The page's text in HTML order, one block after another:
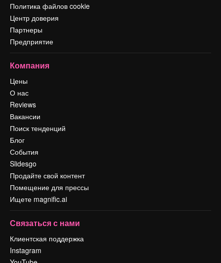
Политика файлов cookie
Центр доверия
Партнеры
Предприятие
Компания
Цены
О нас
Reviews
Вакансии
Поиск тенденций
Блог
События
Slidesgo
Продайте свой контент
Помещение для прессы
Ищете magnific.ai
Связаться с нами
Клиентская поддержка
Instagram